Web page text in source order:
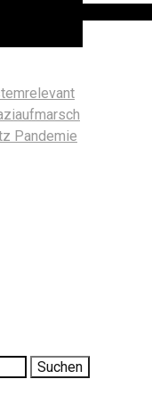
Pandemie